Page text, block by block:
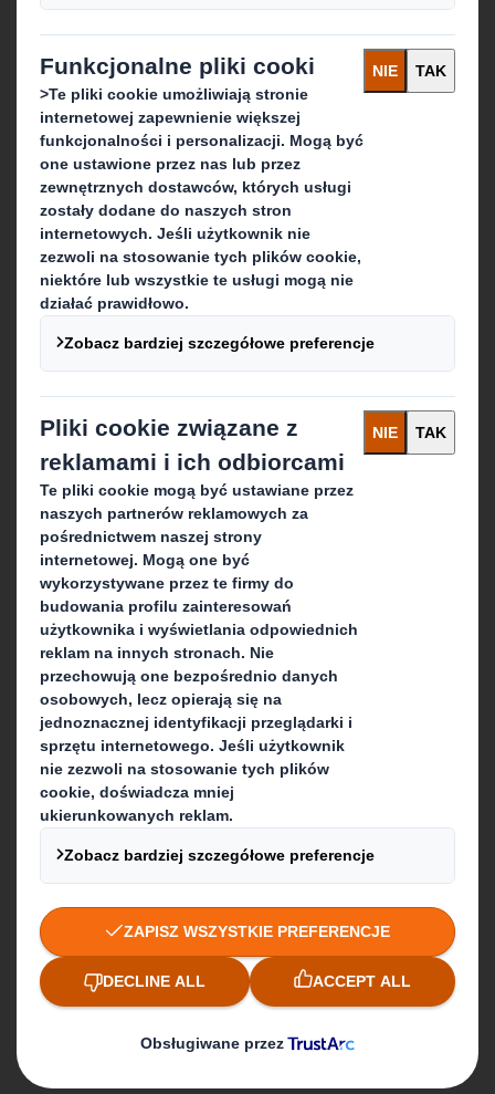
O nas
Zrównoważony rozwój
Media
Blog
Kariera
Co robimy
Rozwiązania opakowaniowe
Usługi recyclingowe
Kup Online
Pozostańmy w kontakcie
Nasza lokalizacja
Kontakt
Obserwuj nas